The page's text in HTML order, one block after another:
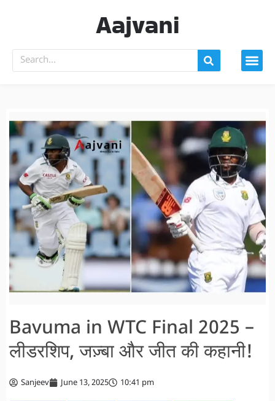
Aajvani
Bavuma in WTC Final 2025 –
लीडरशिप, जज़्बा और जीत की कहानी!
Sanjeev June 13, 2025 10:41 pm